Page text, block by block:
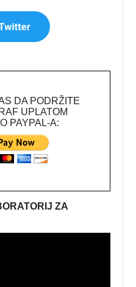
DA PODRŽITE
UPLATOM
PAYPAL-A:
ZA